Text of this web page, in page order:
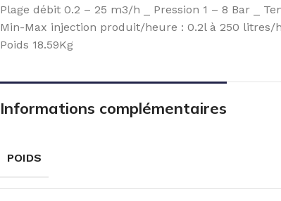
Plage débit 0.2 – 25 m3/h _ Pression 1 – 8 Bar _
Min-Max injection produit/heure : 0.2l à 250 litres/
Poids 18.59Kg
Informations complémentaires
POIDS